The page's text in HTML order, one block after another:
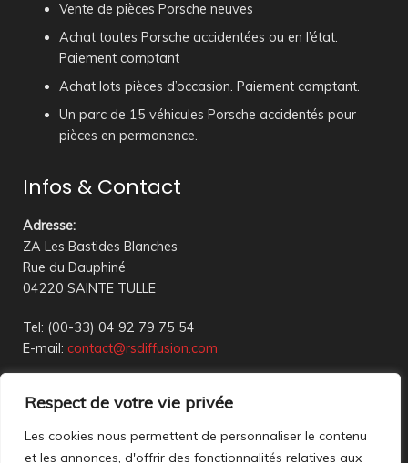
Respect de votre vie privée
Les cookies nous permettent de personnaliser le contenu
et les annonces, d'offrir des fonctionnalités relatives aux
Vente de pièces Porsche neuves
Achat toutes Porsche accidentées ou en l’état.
Paiement comptant
Achat lots pièces d’occasion. Paiement comptant.
Un parc de 15 véhicules Porsche accidentés pour
pièces en permanence.
Infos & Contact
Adresse:
ZA Les Bastides Blanches
Rue du Dauphiné
04220 SAINTE TULLE
Tel: (00-33) 04 92 79 75 54
E-mail: contact@rsdiffusion.com
18h00
Réception en magasin sur rendez-vous uniquement